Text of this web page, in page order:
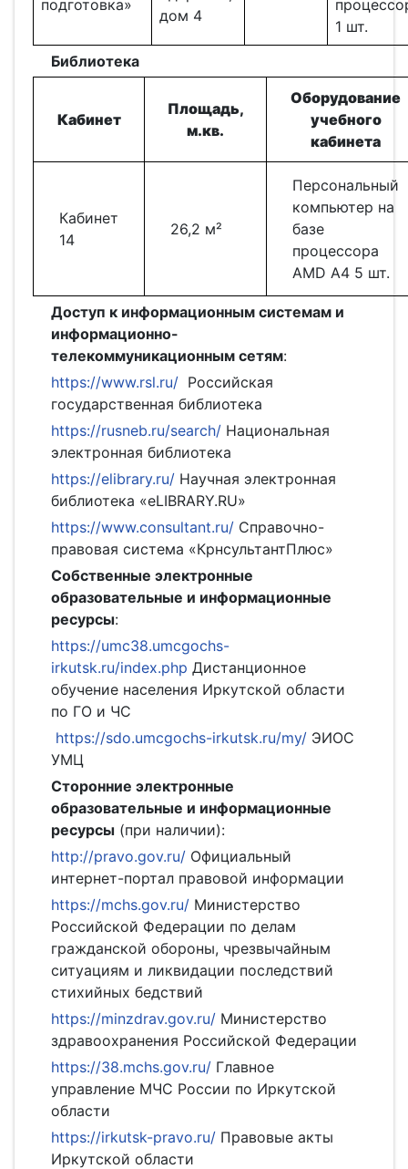
подготовка»
дом 4
1 шт.
Библиотека
Кабинет
Площадь,
м.кв.
Оборудование
учебного
кабинета
Кабинет
14
26,2 м²
Персональный
компьютер на
базе
процессора
AMD A4 5 шт.
Доступ к информационным системам и
информационно-
телекоммуникационным сетям:
https://www.rsl.ru/ Российская
государственная библиотека
https://rusneb.ru/search/ Национальная
электронная библиотека
https://elibrary.ru/ Научная электронная
библиотека «eLIBRARY.RU»
https://www.consultant.ru/ Справочно-
правовая система «КрнсультантПлюс»
Собственные электронные
образовательные и информационные
ресурсы:
https://umc38.umcgochs-
irkutsk.ru/index.php Дистанционное
обучение населения Иркутской области
по ГО и ЧС
https://sdo.umcgochs-irkutsk.ru/my/ ЭИОС
УМЦ
Сторонние электронные
образовательные и информационные
ресурсы (при наличии):
http://pravo.gov.ru/ Официальный
интернет-портал правовой информации
https://mchs.gov.ru/ Министерство
Российской Федерации по делам
гражданской обороны, чрезвычайным
ситуациям и ликвидации последствий
стихийных бедствий
https://minzdrav.gov.ru/ Министерство
здравоохранения Российской Федерации
https://38.mchs.gov.ru/ Главное
управление МЧС России по Иркутской
области
https://irkutsk-pravo.ru/ Правовые акты
Иркутской области